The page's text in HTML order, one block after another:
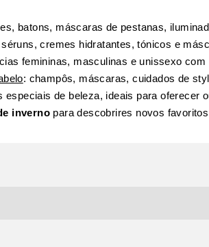
batons, máscaras de pestanas,
séruns, cremes hidratantes, tónicos e
femininas, masculinas e unissexo com
: champôs, máscaras, cuidados de
especiais de beleza, ideais para oferecer
inverno para descobrires novos